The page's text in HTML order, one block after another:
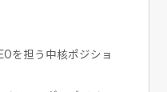
を担う中核ポジショ